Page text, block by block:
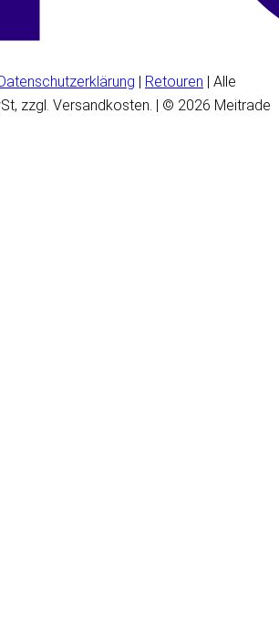
| Retouren | Alle
zzgl. Versandkosten. | © 2026 Meitrade